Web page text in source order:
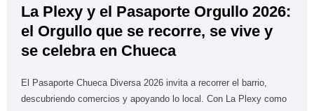
La Plexy y el Pasaporte Orgullo 2026:
el Orgullo que se recorre, se vive y
se celebra en Chueca
El Pasaporte Chueca Diversa 2026 invita a recorrer el barrio,
descubriendo comercios y apoyando lo local. Con La Plexy como